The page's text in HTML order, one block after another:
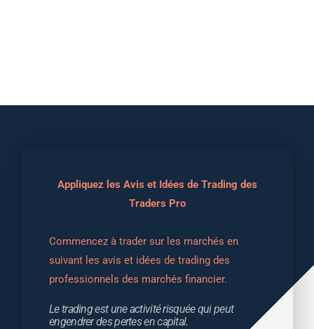
Appliquez les Avis et Idées de Trading des
Traders Pro
Commencez à trader sur les marchés en
suivant les avis et idées de trading des
professionnels des marchés financier.
Le trading est une activité risquée qui peut
engendrer des pertes en capital.